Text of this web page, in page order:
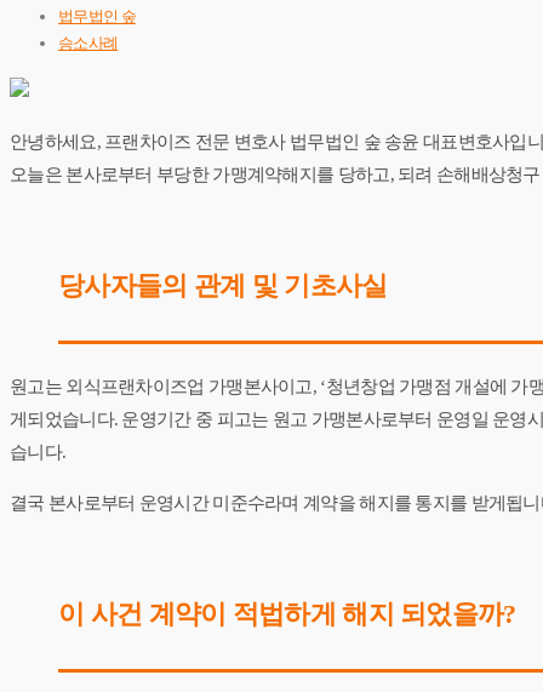
법무법인 숲
승소사례
안녕하세요, 프랜차이즈 전문 변호사 법무법인 숲 송윤 대표변호사입
오늘은 ​본사로부터 부당한 가맹계약해지를 당하고, 되려 손해배상청
​당사자들의 관계 및 기초사실
원고는 외식프랜차이즈업 가맹본사이고, ‘청년창업 가맹점 개설에
게되었습니다. 운영기간 중 피고는 원고 가맹본사로부터 운영일 운영
습니다.
결국 본사로부터 운영시간 미준수라며 계약을 해지를 통지를 받게됩
​이 사건 계약이 적법하게 해지 되었을까?